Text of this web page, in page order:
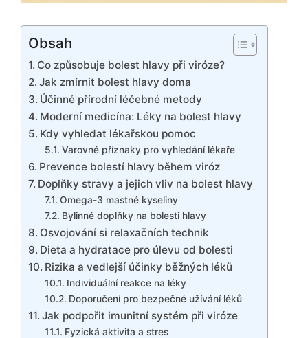
Obsah
Co způsobuje bolest hlavy při viróze?
Jak zmírnit bolest hlavy doma
Účinné přírodní léčebné metody
Moderní medicína: Léky na bolest hlavy
Kdy vyhledat lékařskou pomoc
Varovné příznaky pro vyhledání lékaře
Prevence bolestí hlavy během viróz
Doplňky stravy a jejich vliv na bolest hlavy
Omega-3 mastné kyseliny
Bylinné doplňky na bolesti hlavy
Osvojování si relaxačních technik
Dieta a hydratace pro úlevu od bolesti
Rizika a vedlejší účinky běžných léků
Individuální reakce na léky
Doporučení pro bezpečné užívání léků
Jak podpořit imunitní systém při viróze
Fyzická aktivita a stres